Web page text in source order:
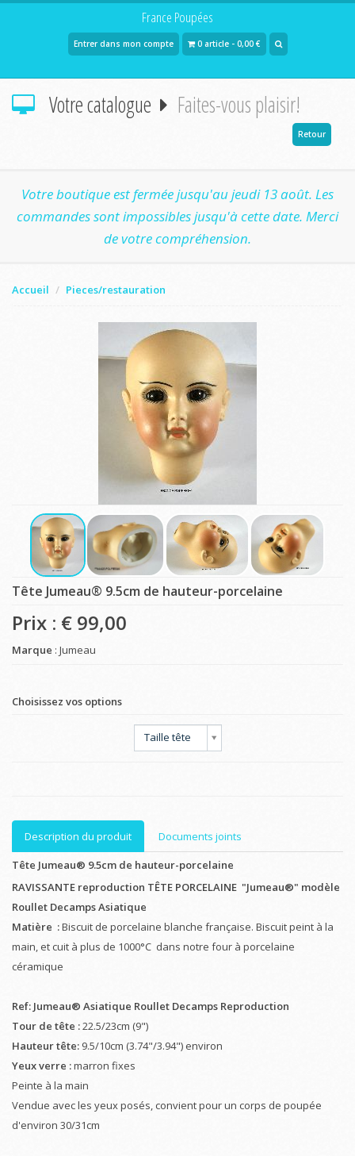
France Poupées
Entrer dans mon compte 0 article - 0,00 €
Votre catalogue Faites-vous plaisir!
Retour
Votre boutique est fermée jusqu'au jeudi 13 août. Les
commandes sont impossibles jusqu'à cette date. Merci
de votre compréhension.
Accueil Pieces/restauration
Tête Jumeau® 9.5cm de hauteur-porcelaine
Prix : € 99,00
Marque : Jumeau
Choisissez vos options
Taille tête
Description du produit
Documents joints
Tête Jumeau® 9.5cm de hauteur-porcelaine
RAVISSANTE reproduction TÊTE PORCELAINE "Jumeau®" modèle
Roullet Decamps Asiatique
Matière :Biscuit de porcelaine blanche française. Biscuit peint à la
main, et cuit à plus de 1000°C dans notre four à porcelaine
céramique
Ref: Jumeau® Asiatique Roullet Decamps Reproduction
Tour de tête :22.5/23cm (9")
Hauteur tête: 9.5/10cm (3.74"/3.94") environ
Yeux verre :marron fixes
Peinte à la main
Vendue avec les yeux posés, convient pour un corps de poupée
d'environ 30/31cm